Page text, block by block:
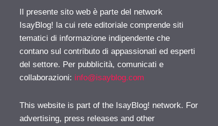
Il presente sito web è parte del network
IsayBlog! la cui rete editoriale comprende siti
tematici di informazione indipendente che
contano sul contributo di appassionati ed esperti
del settore. Per pubblicità, comunicati e
collaborazioni: info@isayblog.com
This website is part of the IsayBlog! network. For
advertising, press releases and other